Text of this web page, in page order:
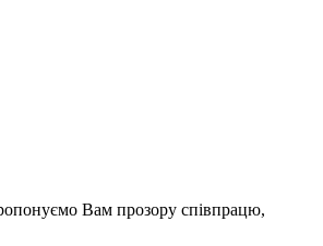
Вам прозору співпрацю,